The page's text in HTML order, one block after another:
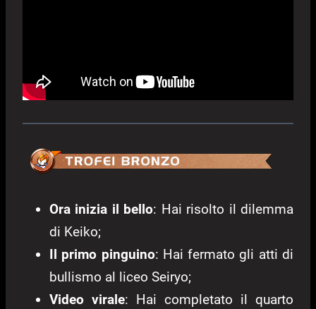
Ora inizia il bello: Hai risolto il dilemma
di Keiko;
Il primo pinguino: Hai fermato gli atti di
bullismo al liceo Seiryo;
Video virale: Hai completato il quarto